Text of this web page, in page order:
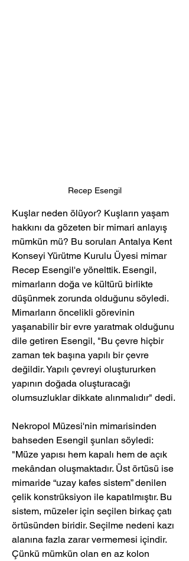
Recep Esengil
Kuşlar neden ölüyor? Kuşların yaşam
hakkını da gözeten bir mimari anlayış
mümkün mü? Bu soruları Antalya Kent
Konseyi Yürütme Kurulu Üyesi mimar
Recep Esengil'e yönelttik. Esengil,
mimarların doğa ve kültürü birlikte
düşünmek zorunda olduğunu söyledi.
Mimarların öncelikli görevinin
yaşanabilir bir evre yaratmak olduğunu
dile getiren Esengil, "Bu çevre hiçbir
zaman tek başına yapılı bir çevre
değildir. Yapılı çevreyi oluştururken
yapının doğada oluşturacağı
olumsuzluklar dikkate alınmalıdır" dedi.
Nekropol Müzesi'nin mimarisinden
bahseden Esengil şunları söyledi:
"Müze yapısı hem kapalı hem de açık
mekândan oluşmaktadır. Üst örtüsü ise
mimaride “uzay kafes sistem” denilen
çelik konstrüksiyon ile kapatılmıştır. Bu
sistem, müzeler için seçilen birkaç çatı
örtüsünden biridir. Seçilme nedeni kazı
alanına fazla zarar vermemesi içindir.
Çünkü mümkün olan en az kolon